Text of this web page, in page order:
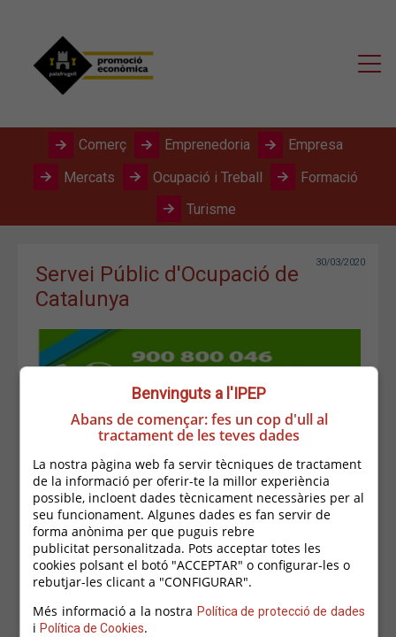
Comerç Emprenedoria
Empresa
Mercats
Ocupació i Treball
Formació
Turisme
Servei Públic d'Ocupació de
Catalunya
30/03/2020
Inscripció com a demandant d'ocupació.
Accediu al web del Departament de la Generalitat.
AQUÍ
Benvinguts a l'IPEP
Abans de començar: fes un cop d'ull al
tractament de les teves dades
La nostra pàgina web fa servir tècniques de tractament
de la informació per oferir-te la millor experiència
possible, incloent dades tècnicament necessàries per al
seu funcionament. Algunes dades es fan servir de
forma anònima per que puguis rebre
publicitat personalitzada. Pots acceptar totes les
cookies polsant el botó "ACCEPTAR" o configurar-les o
rebutjar-les clicant a "CONFIGURAR".
Més informació a la nostra Política de protecció de dades
iPolítica de Cookies.